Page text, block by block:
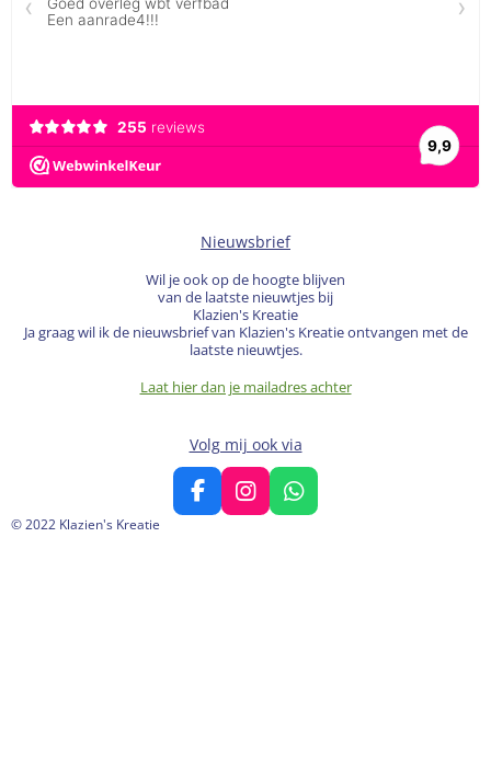
Nieuwsbrief
Wil je ook op de hoogte blijven
van de laatste nieuwtjes bij
Klazien's Kreatie
Ja graag wil ik de nieuwsbrief van Klazien's Kreatie ontvangen met de
laatste nieuwtjes.
Laat hier dan je mailadres achter
Volg mij ook via
F
a
I
n
W
h
© 2022 Klazien's Kreatie